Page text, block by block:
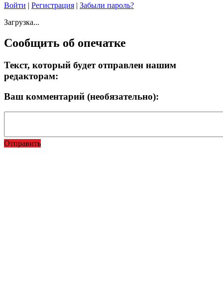
Войти | Регистрация | Забыли пароль?
Загрузка...
Сообщить об опечатке
Текст, который будет отправлен нашим
редакторам:
Ваш комментарий (необязательно):
Отправить